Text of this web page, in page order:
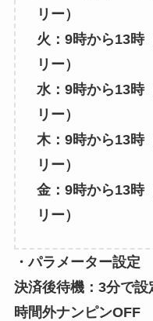
リー）
火：9時から13時
リー）
水：9時から13時
リー）
木：9時から13時
リー）
金：9時から13時
リー）
・パラメーター設定
決済後待機：3分で設
時間外ナンピンOFF